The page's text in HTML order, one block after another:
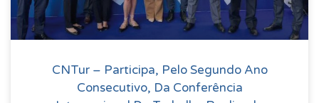
CNTur – Participa, Pelo Segundo Ano
Consecutivo, Da Conferência